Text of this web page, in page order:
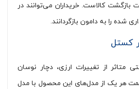
بازگشت کالاست. خریداران می‌توانند در
شده را به دامون بازگردانند.
کستل
متاثر از تغییرات ارزی، دچار نوسان
هر یک از مدل‌های این محصول با مدل